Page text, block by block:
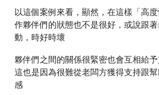
以這個案例來看，顯然，在這樣「高
作夥伴們的狀態也不是很好，或說跟
動，時好時壞
夥伴們之間的關係很緊密也會互相給
這也是因為很難從老闆方獲得支持跟
感